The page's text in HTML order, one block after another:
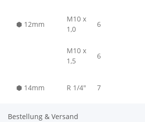
⬢ 12mm
M10 x
1,0
6
M10 x
1,5
6
⬢ 14mm R 1/4" 7
Bestellung & Versand